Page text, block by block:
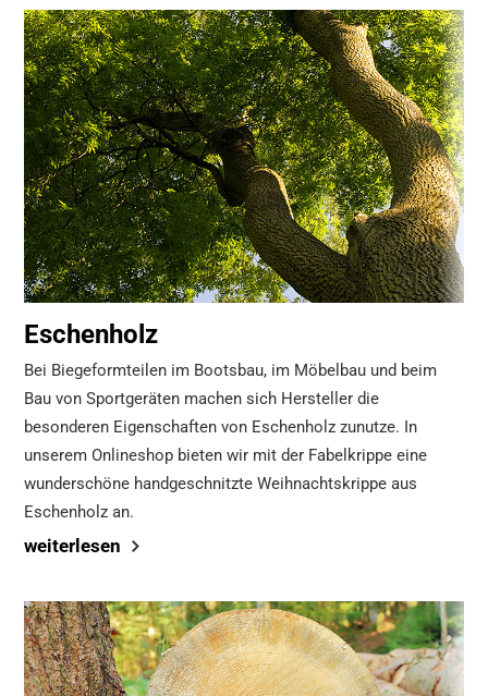
Eschenholz
Bei Biegeformteilen im Bootsbau, im Möbelbau und beim
Bau von Sportgeräten machen sich Hersteller die
besonderen Eigenschaften von Eschenholz zunutze. In
unserem Onlineshop bieten wir mit der Fabelkrippe eine
wunderschöne handgeschnitzte Weihnachtskrippe aus
Eschenholz an.
weiterlesen